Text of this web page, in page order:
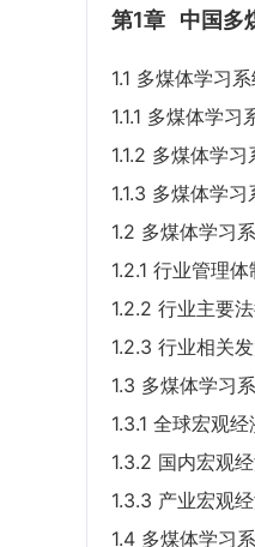
第1章 中国多
1.1 多煤体学习
1.1.1 多煤体学
1.1.2 多煤体学
1.1.3 多煤体学
1.2 多煤体学习
1.2.1 行业管理
1.2.2 行业主要
1.2.3 行业相关
1.3 多煤体学习
1.3.1 全球宏观
1.3.2 国内宏观
1.3.3 产业宏观
1.4 多煤体学习